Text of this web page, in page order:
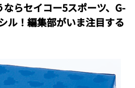
らセイコー5スポーツ、G-
ル！編集部がいま注目する